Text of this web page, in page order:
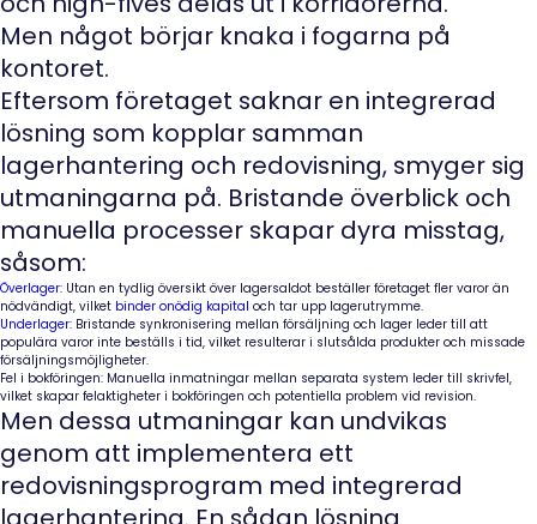
Men något börjar knaka i fogarna på
kontoret.
Eftersom företaget saknar en integrerad
lösning som kopplar samman
lagerhantering och redovisning, smyger sig
utmaningarna på. Bristande överblick och
manuella processer skapar dyra misstag,
såsom:
Överlager: Utan en tydlig översikt över lagersaldot beställer företaget fler varor än
nödvändigt, vilket binder onödig kapital och tar upp lagerutrymme.
Underlager: Bristande synkronisering mellan försäljning och lager leder till att
populära varor inte beställs i tid, vilket resulterar i slutsålda produkter och missade
försäljningsmöjligheter.
Fel i bokföringen: Manuella inmatningar mellan separata system leder till skrivfel,
vilket skapar felaktigheter i bokföringen och potentiella problem vid revision.
Men dessa utmaningar kan undvikas
genom att implementera ett
redovisningsprogram med integrerad